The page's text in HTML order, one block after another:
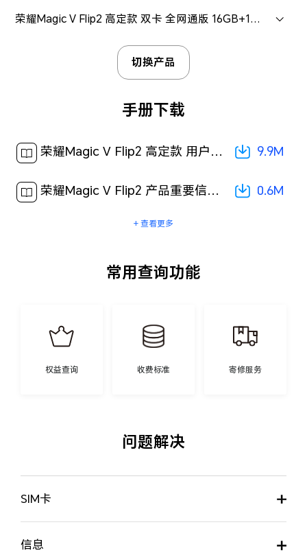
荣耀Magic V Flip2 高定款 双卡 全网通版 16GB+1TB (CLE-AN00)
切换产品
手册下载
荣耀Magic V Flip2 高定款 用户手册-(MagicOS 9.0_01,zh-cn)[ 9.9M ] 9.9M
荣耀Magic V Flip2 产品重要信息[ 0.6M ] 0.6M
+ 查看更多
常用查询功能
权益查询 收费标准 寄修服务
问题解决
SIM卡
信息